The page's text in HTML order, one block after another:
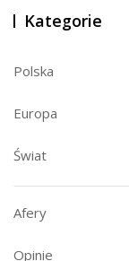
Kategorie
Polska
Europa
Świat
Afery
Opinie